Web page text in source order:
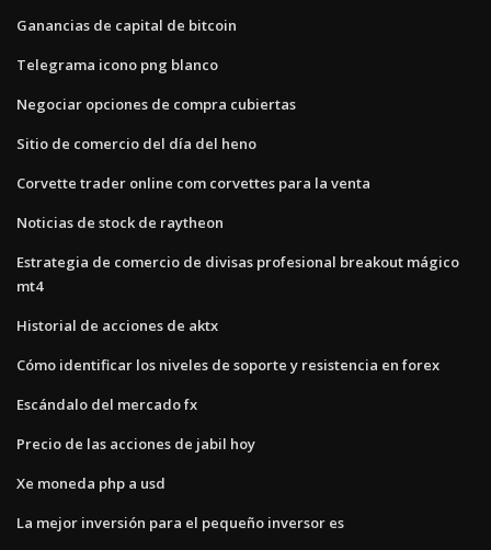
Ganancias de capital de bitcoin
Telegrama icono png blanco
Negociar opciones de compra cubiertas
Sitio de comercio del día del heno
Corvette trader online com corvettes para la venta
Noticias de stock de raytheon
Estrategia de comercio de divisas profesional breakout mágico
mt4
Historial de acciones de aktx
Cómo identificar los niveles de soporte y resistencia en forex
Escándalo del mercado fx
Precio de las acciones de jabil hoy
Xe moneda php a usd
La mejor inversión para el pequeño inversor es